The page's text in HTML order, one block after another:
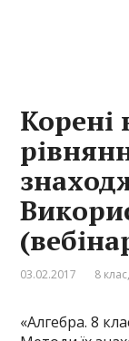
Корені
03.02.2017 8 клас
«Алгебра. 8